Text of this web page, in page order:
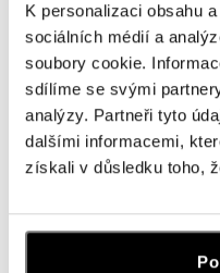
K personalizaci obsahu
sociálních médií a
soubory cookie.
sdílíme se svými
analýzy. Partneři tyto
dalšími informacemi,
získali v důsledku toho,
tel.: +420724986111
zítra otevřeno od
HALADA Na
Na Příkopě 16, 110 00
tel.: +420608028615
HALADA Česká,